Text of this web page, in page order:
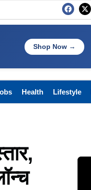
Shop Now →
Health Lifestyle